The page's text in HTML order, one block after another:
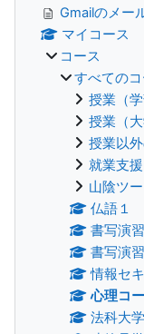
Gmailのメー
マイコース
コース
すべてのコ
授業（学
授業（大
授業以
就業支
山陰ツ
仏語１
書写演
書写演
情報セ
心理コ
法科大